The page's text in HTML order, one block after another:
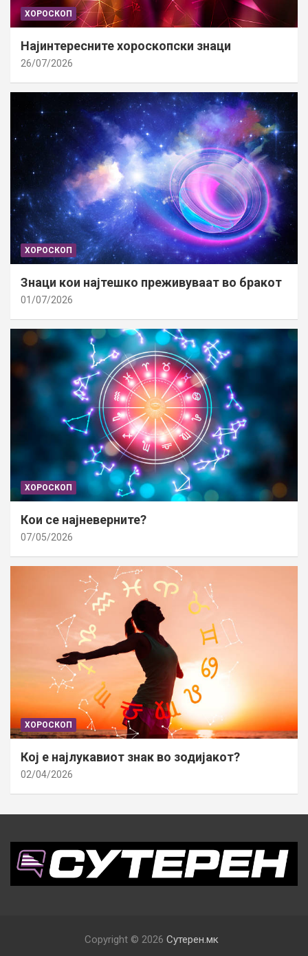
ХОРОСКОП
Најинтересните хороскопски знаци
26/07/2026
ХОРОСКОП
Знаци кои најтешко преживуваат во бракот
01/07/2026
ХОРОСКОП
Кои се најневерните?
07/05/2026
ХОРОСКОП
Кој е најлукавиот знак во зодијакот?
02/04/2026
Copyright © 2026 Сутерен.мк